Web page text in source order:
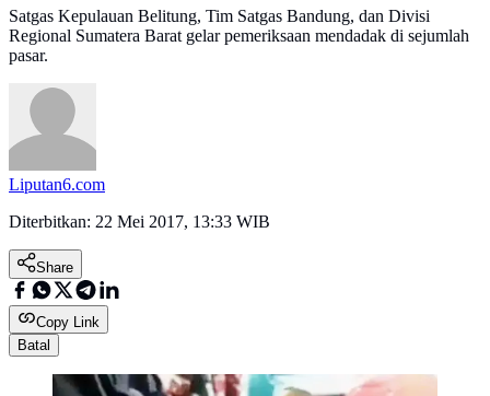
Satgas Kepulauan Belitung, Tim Satgas Bandung, dan Divisi
Regional Sumatera Barat gelar pemeriksaan mendadak di sejumlah
pasar.
Liputan6.com
Diterbitkan: 22 Mei 2017, 13:33 WIB
Share
Copy Link
Batal